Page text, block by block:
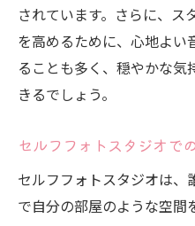
されています。さらに、ス
を高めるために、心地よ
ることも多く、穏やかな
きるでしょう。
セルフフォトスタジオで
セルフフォトスタジオは、
で自分の部屋のような空間